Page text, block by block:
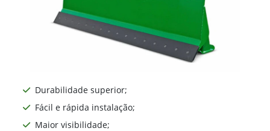
Durabilidade superior;
Fácil e rápida instalação;
Maior visibilidade;